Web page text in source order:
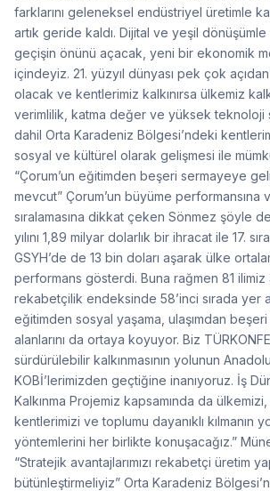
farklarını geleneksel endüstriyel üretimle
artık geride kaldı. Dijital ve yeşil dönüşümle
geçişin önünü açacak, yeni bir ekonomik
içindeyiz. 21. yüzyıl dünyası pek çok açıdan
olacak ve kentlerimiz kalkınırsa ülkemiz
verimlilik, katma değer ve yüksek teknoloji
dahil Orta Karadeniz Bölgesi’ndeki
sosyal ve kültürel olarak gelişmesi ile
“Çorum’un eğitimden beşeri sermayeye
mevcut” Çorum’un büyüme performansına
sıralamasına dikkat çeken Sönmez şöyle
yılını 1,89 milyar dolarlık bir ihracat ile 17.
GSYH’de de 13 bin doları aşarak ülke
performans gösterdi. Buna rağmen 81 ilimiz
rekabetçilik endeksinde 58’inci sırada yer
eğitimden sosyal yaşama, ulaşımdan
alanlarını da ortaya koyuyor. Biz
sürdürülebilir kalkınmasının yolunun
KOBİ’lerimizden geçtiğine inanıyoruz. İş
Kalkınma Projemiz kapsamında da
kentlerimizi ve toplumu dayanıklı kılmanın
yöntemlerini her birlikte konuşacağız.”
“Stratejik avantajlarımızı rekabetçi üretim
bütünleştirmeliyiz” Orta Karadeniz